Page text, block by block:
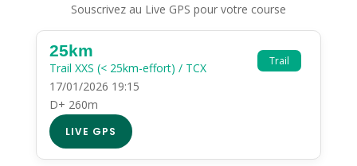
Souscrivez au Live GPS pour votre course
Trail
25km
Trail XXS (< 25km-effort) / TCX
17/01/2026 19:15
D+ 260m
LIVE GPS